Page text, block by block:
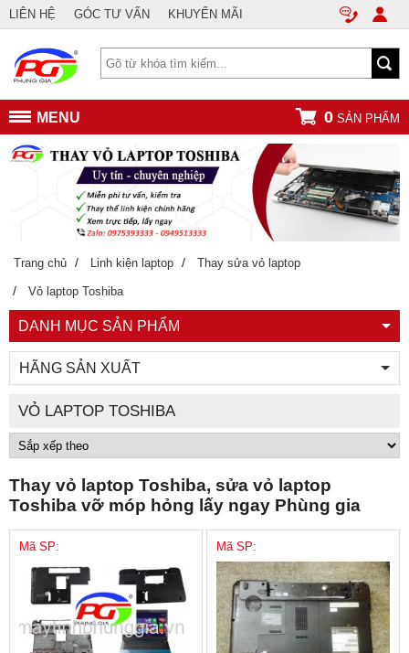
LIÊN HỆ GÓC TƯ VẤN KHUYẾN MÃI
MENU 0 SẢN PHẨM
Trang chủ / Linh kiện laptop / Thay sửa vỏ laptop
/ Vỏ laptop Toshiba
DANH MỤC SẢN PHẨM
HÃNG SẢN XUẤT
VỎ LAPTOP TOSHIBA
Thay vỏ laptop Toshiba, sửa vỏ laptop
Toshiba vỡ móp hỏng lấy ngay Phùng gia
Mã SP: Mã SP: